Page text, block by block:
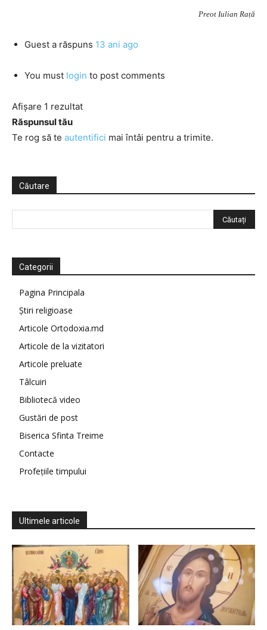
Preot Iulian Rață
Guest a răspuns 13 ani ago
You must login to post comments
Afișare 1 rezultat
Răspunsul tău
Te rog să te autentifici mai întâi pentru a trimite.
Căutare
Categorii
Pagina Principala
Știri religioase
Articole Ortodoxia.md
Articole de la vizitatori
Articole preluate
Tâlcuiri
Bibliotecă video
Gustări de post
Biserica Sfinta Treime
Contacte
Profețiile timpului
Ultimele articole